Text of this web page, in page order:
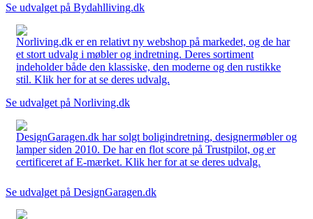
Se udvalget på Bydahlliving.dk
Norliving.dk er en relativt ny webshop på markedet, og de har
et stort udvalg i møbler og indretning. Deres sortiment
indeholder både den klassiske, den moderne og den rustikke
stil. Klik her for at se deres udvalg.
Se udvalget på Norliving.dk
DesignGaragen.dk har solgt boligindretning, designermøbler og
lamper siden 2010. De har en flot score på Trustpilot, og er
certificeret af E-mærket. Klik her for at se deres udvalg.
Se udvalget på DesignGaragen.dk